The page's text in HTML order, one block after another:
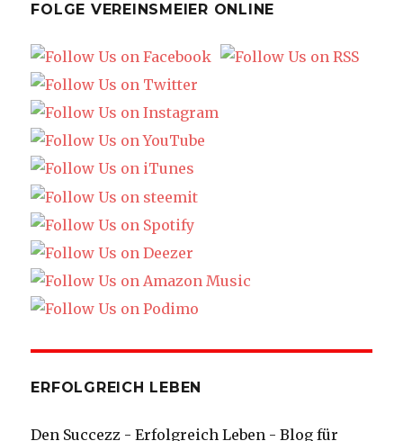
FOLGE VEREINSMEIER ONLINE
ERFOLGREICH LEBEN
Den Succezz - Erfolgreich Leben - Blog für